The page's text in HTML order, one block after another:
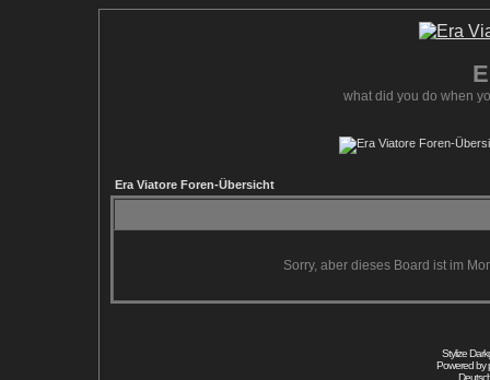
what did you do when
Era Viatore Foren-Übersicht
Sorry, aber dieses Board ist im
Stylize
Powered by